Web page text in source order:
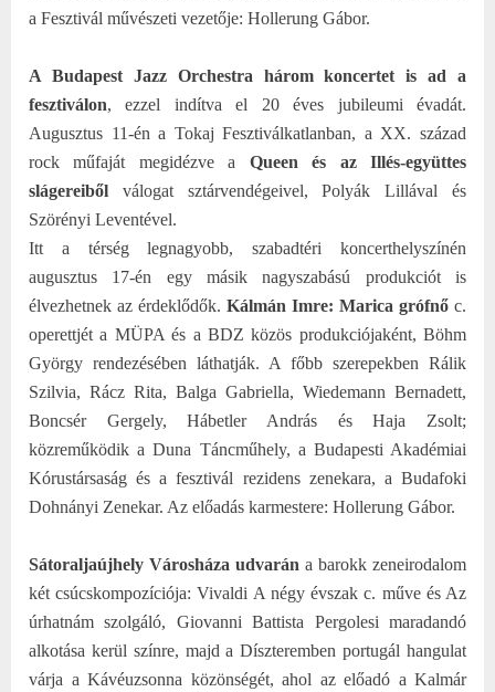
a Fesztivál művészeti vezetője: Hollerung Gábor.
A Budapest Jazz Orchestra három koncertet is ad a
fesztiválon, ezzel indítva el 20 éves jubileumi évadát.
Augusztus 11-én a Tokaj Fesztiválkatlanban, a XX. század
rock műfaját megidézve a Queen és az Illés-együttes
slágereiből válogat sztárvendégeivel, Polyák Lillával és
Szörényi Leventével.
Itt a térség legnagyobb, szabadtéri koncerthelyszínén
augusztus 17-én egy másik nagyszabású produkciót is
élvezhetnek az érdeklődők. Kálmán Imre: Marica grófnő c.
operettjét a MÜPA és a BDZ közös produkciójaként, Böhm
György rendezésében láthatják. A főbb szerepekben Rálik
Szilvia, Rácz Rita, Balga Gabriella, Wiedemann Bernadett,
Boncsér Gergely, Hábetler András és Haja Zsolt;
közreműködik a Duna Táncműhely, a Budapesti Akadémiai
Kórustársaság és a fesztivál rezidens zenekara, a Budafoki
Dohnányi Zenekar. Az előadás karmestere: Hollerung Gábor.
Sátoraljaújhely Városháza udvarán a barokk zeneirodalom
két csúcskompozíciója: Vivaldi A négy évszak c. műve és Az
úrhatnám szolgáló, Giovanni Battista Pergolesi maradandó
alkotása kerül színre, majd a Díszteremben portugál hangulat
várja a Kávéuzsonna közönségét, ahol az előadó a Kalmár